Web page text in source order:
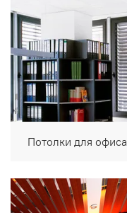
Потолки для офиса